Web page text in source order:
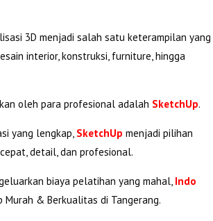
3D menjadi salah satu keterampilan yang
interior, konstruksi, furniture, hingga
oleh para profesional adalah SketchUp.
yang lengkap, SketchUp menjadi pilihan
detail, dan profesional.
biaya pelatihan yang mahal, Indo
Murah & Berkualitas di Tangerang.